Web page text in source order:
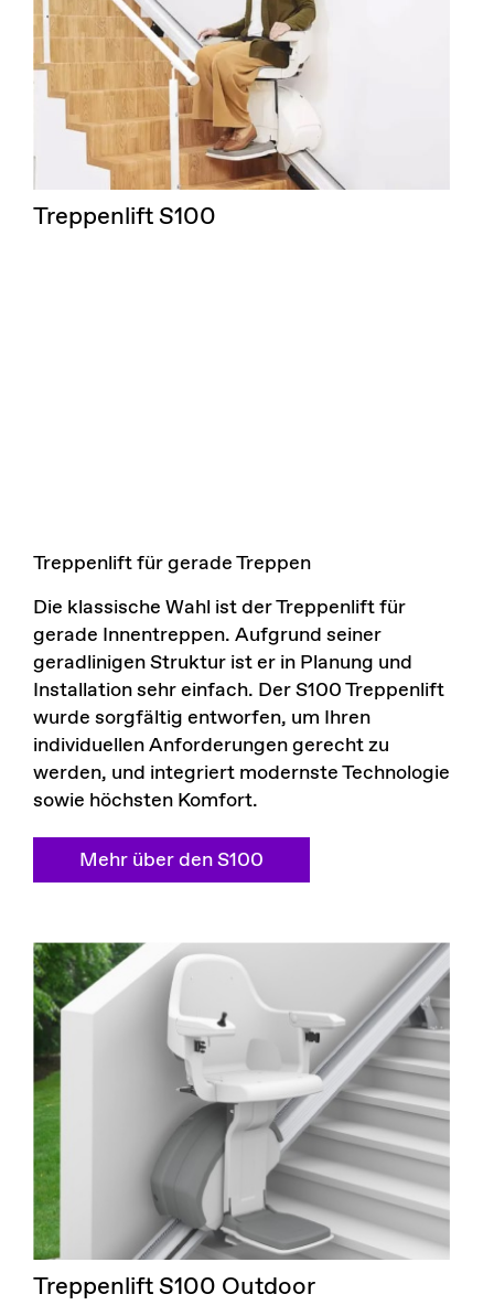
Treppenlift S100
Treppenlift für gerade Treppen
Die klassische Wahl ist der Treppenlift für
gerade Innentreppen. Aufgrund seiner
geradlinigen Struktur ist er in Planung und
Installation sehr einfach. Der S100 Treppenlift
wurde sorgfältig entworfen, um Ihren
individuellen Anforderungen gerecht zu
werden, und integriert modernste Technologie
sowie höchsten Komfort.
Mehr über den S100
Treppenlift S100 Outdoor